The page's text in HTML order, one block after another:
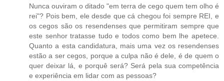
Nunca ouviram o ditado "em terra de cego quem tem olho é
rei"? Pois bem, ele desde que cá chegou foi sempre REI, e
os cegos são os resendenses que permitiram sempre que
este senhor tratasse tudo e todos como bem lhe apetece.
Quanto a esta candidatura, mais uma vez os resendenses
estão a ser cegos, porque a culpa não é dele, é de quem o
quer deixar lá, e porquê será? Será pela sua competência
e experiência em lidar com as pessoas?